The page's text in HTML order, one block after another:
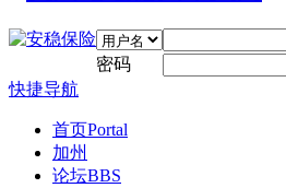
密码
快捷导航
首页Portal
加州
论坛BBS